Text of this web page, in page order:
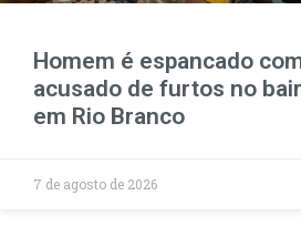
Homem é espancado
acusado de furtos no
em Rio Branco
7 de agosto de 2026